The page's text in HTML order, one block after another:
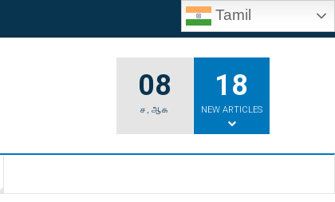
Tamil
08
ச , ஆக
18
NEW ARTICLES